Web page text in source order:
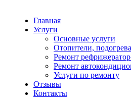
Главная
Услуги
Основные услуги
Отопители,
Ремонт
Ремонт
Услуги по ремонту
Отзывы
Контакты